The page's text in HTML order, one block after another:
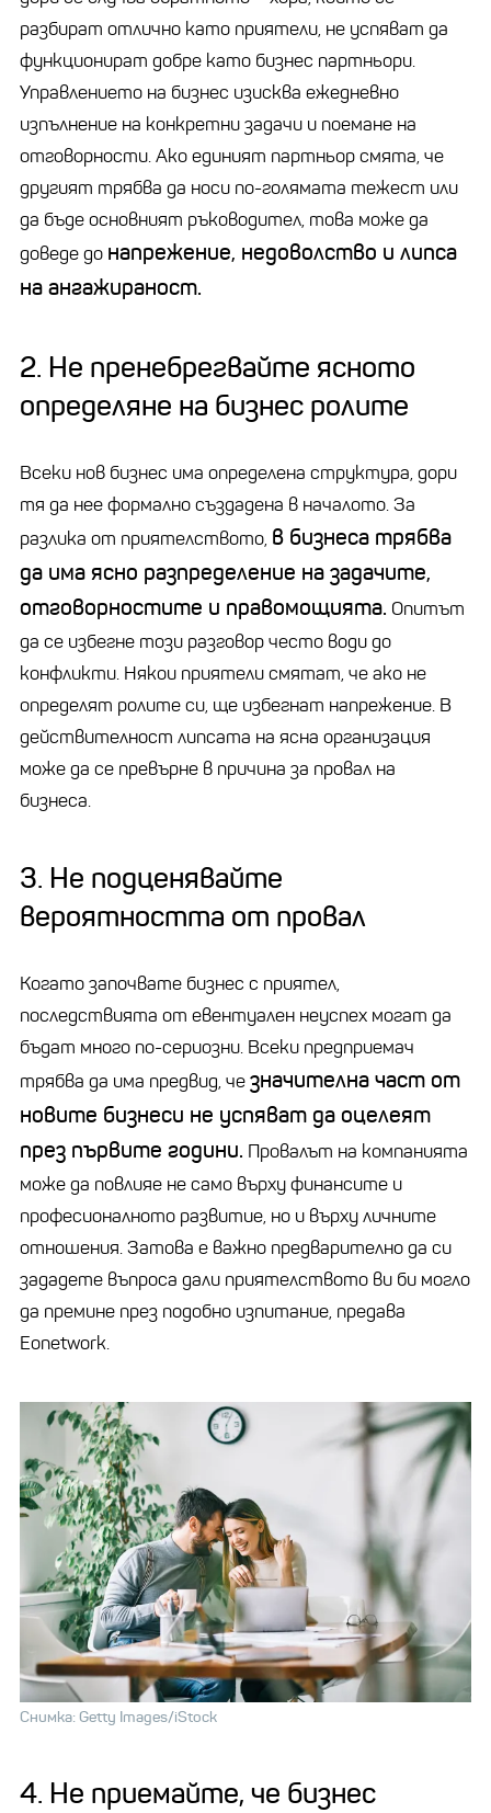
разбират отлично като приятели, не успяват да
функционират добре като бизнес партньори.
Управлението на бизнес изисква ежедневно
изпълнение на конкретни задачи и поемане на
отговорности. Ако единият партньор смята, че
другият трябва да носи по-голямата тежест или
да бъде основният ръководител, това може да
доведе до напрежение, недоволство и липса
на ангажираност.
2. Не пренебрегвайте ясното
определяне на бизнес ролите
Всеки нов бизнес има определена структура, дори
тя да нее формално създадена в началото. За
разлика от приятелството, в бизнеса трябва
да има ясно разпределение на задачите,
отговорностите и правомощията. Опитът
да се избегне този разговор често води до
конфликти. Някои приятели смятат, че ако не
определят ролите си, ще избегнат напрежение. В
действителност липсата на ясна организация
може да се превърне в причина за провал на
бизнеса.
3. Не подценявайте
вероятността от провал
Когато започвате бизнес с приятел,
последствията от евентуален неуспех могат да
бъдат много по-сериозни. Всеки предприемач
трябва да има предвид, чезначителна част от
новите бизнеси не успяват да оцелеят
през първите години. Провалът на компанията
може да повлияе не само върху финансите и
професионалното развитие, но и върху личните
отношения. Затова е важно предварително да си
зададете въпроса дали приятелството ви би могло
да премине през подобно изпитание, предава
Еonetwork.
Снимка: Getty Images/iStock
4. Не приемайте, че бизнес